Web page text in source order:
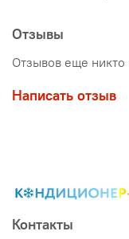
Отзывы
Отзывов еще никто
Написать отзыв
Контакты